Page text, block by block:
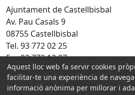
Ajuntament de Castellbisbal
Av. Pau Casals 9
08755 Castellbisbal
Tel. 93 772 02 25
Fax 93 772 13 07
Amb la col·laboració de:
Aquest lloc web fa servir cookies
facilitar-te una experiència de
informació anònima per millorar i